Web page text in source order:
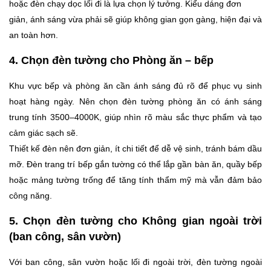
hoặc đèn chạy dọc lối đi là lựa chọn lý tưởng. Kiểu dáng đơn
giản, ánh sáng vừa phải sẽ giúp không gian gọn gàng, hiện đại và
an toàn hơn.
4. Chọn đèn tường cho Phòng ăn – bếp
Khu vực bếp và phòng ăn cần ánh sáng đủ rõ để phục vụ sinh
hoạt hàng ngày. Nên chọn đèn tường phòng ăn có ánh sáng
trung tính 3500–4000K, giúp nhìn rõ màu sắc thực phẩm và tạo
cảm giác sạch sẽ.
Thiết kế đèn nên đơn giản, ít chi tiết để dễ vệ sinh, tránh bám dầu
mỡ. Đèn trang trí bếp gắn tường có thể lắp gần bàn ăn, quầy bếp
hoặc mảng tường trống để tăng tính thẩm mỹ mà vẫn đảm bảo
công năng.
5. Chọn đèn tường cho Không gian ngoài trời
(ban công, sân vườn)
Với ban công, sân vườn hoặc lối đi ngoài trời, đèn tường ngoài